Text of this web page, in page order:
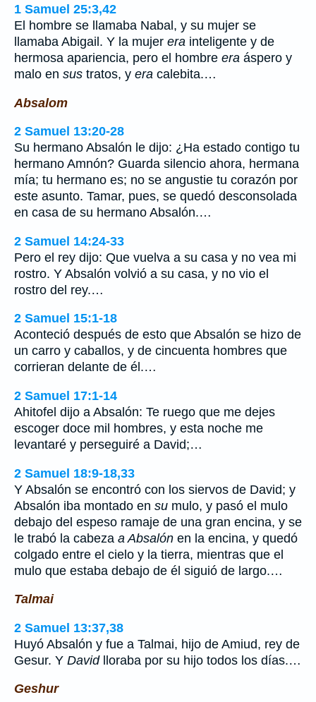
1 Samuel 25:3,42
El hombre se llamaba Nabal, y su mujer se
llamaba Abigail. Y la mujer era inteligente y de
hermosa apariencia, pero el hombre era áspero y
malo en sus tratos, y era calebita.…
Absalom
2 Samuel 13:20-28
Su hermano Absalón le dijo: ¿Ha estado contigo tu
hermano Amnón? Guarda silencio ahora, hermana
mía; tu hermano es; no se angustie tu corazón por
este asunto. Tamar, pues, se quedó desconsolada
en casa de su hermano Absalón.…
2 Samuel 14:24-33
Pero el rey dijo: Que vuelva a su casa y no vea mi
rostro. Y Absalón volvió a su casa, y no vio el
rostro del rey.…
2 Samuel 15:1-18
Aconteció después de esto que Absalón se hizo de
un carro y caballos, y de cincuenta hombres que
corrieran delante de él.…
2 Samuel 17:1-14
Ahitofel dijo a Absalón: Te ruego que me dejes
escoger doce mil hombres, y esta noche me
levantaré y perseguiré a David;…
2 Samuel 18:9-18,33
Y Absalón se encontró con los siervos de David; y
Absalón iba montado en su mulo, y pasó el mulo
debajo del espeso ramaje de una gran encina, y se
le trabó la cabeza a Absalón en la encina, y quedó
colgado entre el cielo y la tierra, mientras que el
mulo que estaba debajo de él siguió de largo.…
Talmai
2 Samuel 13:37,38
Huyó Absalón y fue a Talmai, hijo de Amiud, rey de
Gesur. Y Davidlloraba por su hijo todos los días.…
Geshur